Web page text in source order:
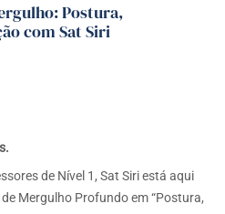
Postura,
com Sat Siri
de Nível 1, Sat Siri está aqui
Mergulho Profundo em “Postura,